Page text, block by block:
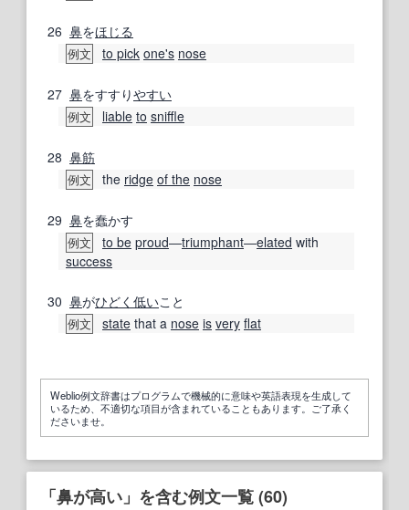
26 鼻をほじる
例文 to pick one's nose
27 鼻をすすりやすい
例文 liable to sniffle
28 鼻筋
例文 the ridge of the nose
29 鼻を蠢かす
例文 to be proud―triumphant―elated with
success
30 鼻がひどく 低いこと
例文 state that a nose is very flat
Weblio例文辞書はプログラムで機械的に意味や英語表現を生成して
いるため、不適切な項目が含まれていることもあります。ご了承く
ださいませ。
「鼻が高い」を含む例文一覧 (60)